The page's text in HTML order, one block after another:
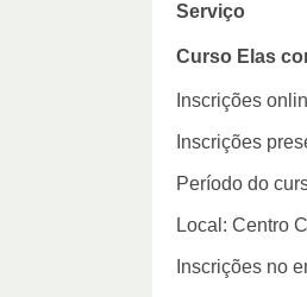
Serviço
Curso Elas
Inscrições
Inscrições
Período do
Local: Centro
Inscrições no